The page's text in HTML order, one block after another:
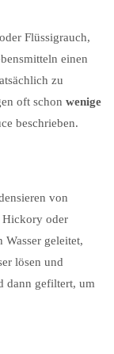
Flüssigrauch,
einen
zu
oft schon wenige
beschrieben.
von
Hickory oder
geleitet,
lösen und
dann gefiltert, um